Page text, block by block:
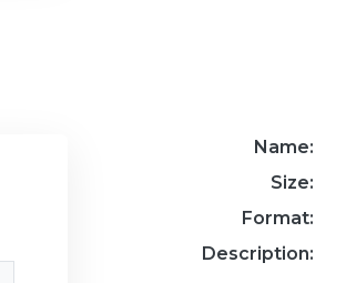
Name:
Size:
Format:
Description: